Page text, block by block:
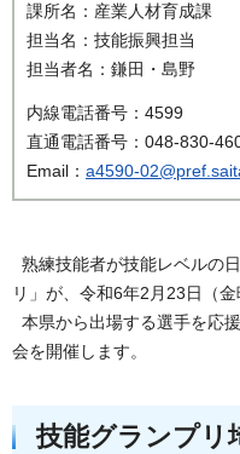
課所名：産業人材育成課
担当名：技能振興担当
担当者名：鎌田・島野
内線電話番号：4599
直通電話番号：048-830-
Email： a4590-
熟練技能者が技能レベルの
リ」が、令和6年2月23日（
本県から出場する選手を応
会を開催します。
技能グランプリ